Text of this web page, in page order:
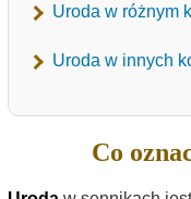
Uroda w różnym
Uroda w innych
Co